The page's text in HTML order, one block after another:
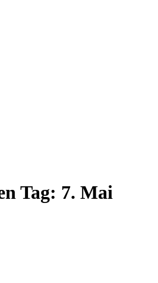
Tag: 7. Mai